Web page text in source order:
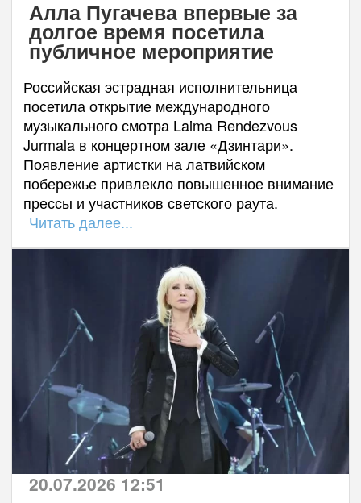
Алла Пугачева впервые за
долгое время посетила
публичное мероприятие
Российская эстрадная исполнительница
посетила открытие международного
музыкального смотра Laima Rendezvous
Jurmala в концертном зале «Дзинтари».
Появление артистки на латвийском
побережье привлекло повышенное внимание
прессы и участников светского раута.
Читать далее...
20.07.2026 12:51